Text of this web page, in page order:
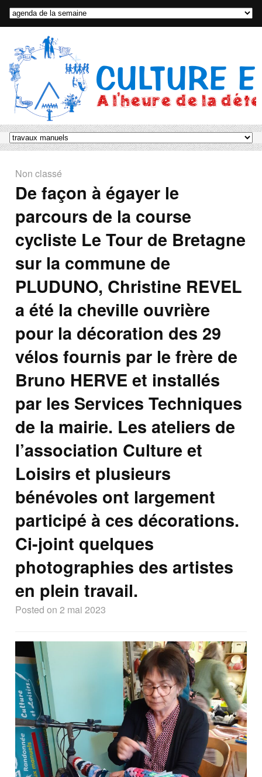
Non classé
De façon à égayer le
parcours de la course
cycliste Le Tour de Bretagne
sur la commune de
PLUDUNO, Christine REVEL
a été la cheville ouvrière
pour la décoration des 29
vélos fournis par le frère de
Bruno HERVE et installés
par les Services Techniques
de la mairie. Les ateliers de
l’association Culture et
Loisirs et plusieurs
bénévoles ont largement
participé à ces décorations.
Ci-joint quelques
photographies des artistes
en plein travail.
Posted on 2 mai 2023